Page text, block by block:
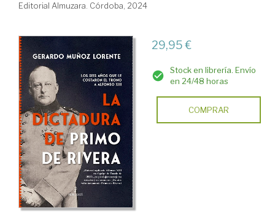
Editorial Almuzara. Córdoba, 2024
29,95 €
Stock en librería. Envío
en 24/48 horas
COMPRAR